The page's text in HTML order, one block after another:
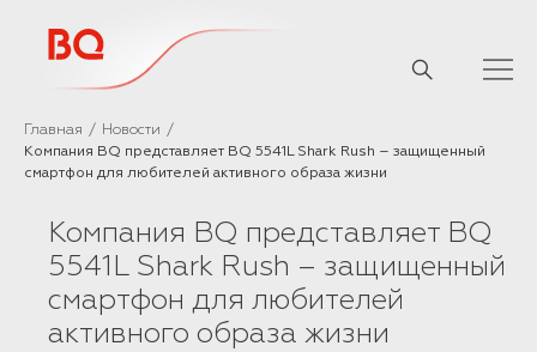
Главная
Новости
Компания BQ представляет BQ 5541L Shark Rush – защищенный
смартфон для любителей активного образа жизни
Компания BQ представляет BQ
5541L Shark Rush – защищенный
смартфон для любителей
активного образа жизни